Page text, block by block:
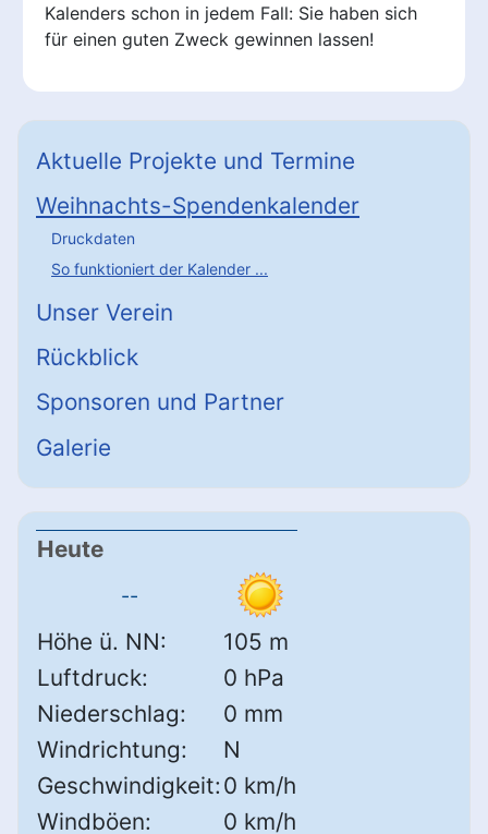
Kalenders schon in jedem Fall: Sie haben sich
für einen guten Zweck gewinnen lassen!
Aktuelle Projekte und Termine
Weihnachts-Spendenkalender
Druckdaten
So funktioniert der Kalender ...
Unser Verein
Rückblick
Sponsoren und Partner
Galerie
Heute
--
Höhe ü. NN:
105 m
Luftdruck:
0 hPa
Niederschlag:
0 mm
Windrichtung:
N
Geschwindigkeit: 0 km/h
Windböen:
0 km/h